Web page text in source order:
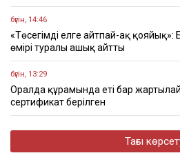
бүгін, 14:46
«Төсегімді елге айтпай-ақ қояйық»:
өмірі туралы ашық айтты
бүгін, 13:29
Оралда құрамында еті бар
сертификат берілген
бүгін, 10:24
Мемлекет басшысы кинорежиссер
Тағы